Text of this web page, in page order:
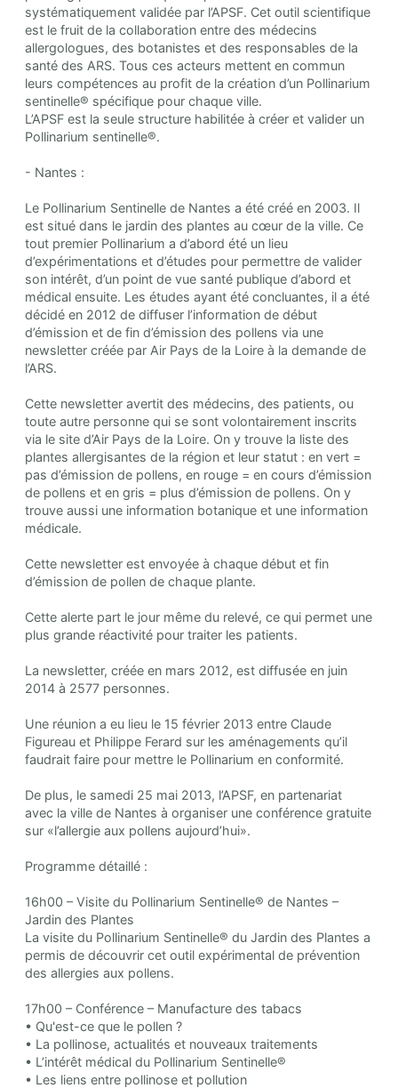
systématiquement validée par l’APSF. Cet outil scientifique
est le fruit de la collaboration entre des médecins
allergologues, des botanistes et des responsables de la
santé des ARS. Tous ces acteurs mettent en commun
leurs compétences au profit de la création d’un Pollinarium
sentinelle® spécifique pour chaque ville.
L’APSF est la seule structure habilitée à créer et valider un
Pollinarium sentinelle®.
- Nantes :
Le Pollinarium Sentinelle de Nantes a été créé en 2003. Il
est situé dans le jardin des plantes au cœur de la ville. Ce
tout premier Pollinarium a d’abord été un lieu
d’expérimentations et d’études pour permettre de valider
son intérêt, d’un point de vue santé publique d’abord et
médical ensuite. Les études ayant été concluantes, il a été
décidé en 2012 de diffuser l’information de début
d’émission et de fin d’émission des pollens via une
newsletter créée par Air Pays de la Loire à la demande de
l’ARS.
Cette newsletter avertit des médecins, des patients, ou
toute autre personne qui se sont volontairement inscrits
via le site d’Air Pays de la Loire. On y trouve la liste des
plantes allergisantes de la région et leur statut : en vert =
pas d’émission de pollens, en rouge = en cours d’émission
de pollens et en gris = plus d’émission de pollens. On y
trouve aussi une information botanique et une information
médicale.
Cette newsletter est envoyée à chaque début et fin
d’émission de pollen de chaque plante.
Cette alerte part le jour même du relevé, ce qui permet une
plus grande réactivité pour traiter les patients.
La newsletter, créée en mars 2012, est diffusée en juin
2014 à 2577 personnes.
Une réunion a eu lieu le 15 février 2013 entre Claude
Figureau et Philippe Ferard sur les aménagements qu’il
faudrait faire pour mettre le Pollinarium en conformité.
De plus, le samedi 25 mai 2013, l’APSF, en partenariat
avec la ville de Nantes à organiser une conférence gratuite
sur «l’allergie aux pollens aujourd’hui».
Programme détaillé :
16h00 – Visite du Pollinarium Sentinelle® de Nantes –
Jardin des Plantes
La visite du Pollinarium Sentinelle® du Jardin des Plantes a
permis de découvrir cet outil expérimental de prévention
des allergies aux pollens.
17h00 – Conférence – Manufacture des tabacs
• Qu'est-ce que le pollen ?
• La pollinose, actualités et nouveaux traitements
• L’intérêt médical du Pollinarium Sentinelle®
• Les liens entre pollinose et pollution